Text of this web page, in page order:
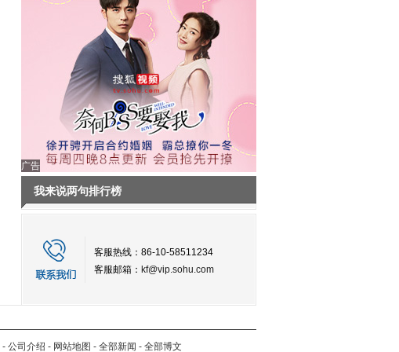
广告
我来说两句排行榜
客服热线：86-10-58511234
客服邮箱： kf@vip.sohu.com
- 公司介绍 - 网站地图 - 全部新闻 - 全部博文